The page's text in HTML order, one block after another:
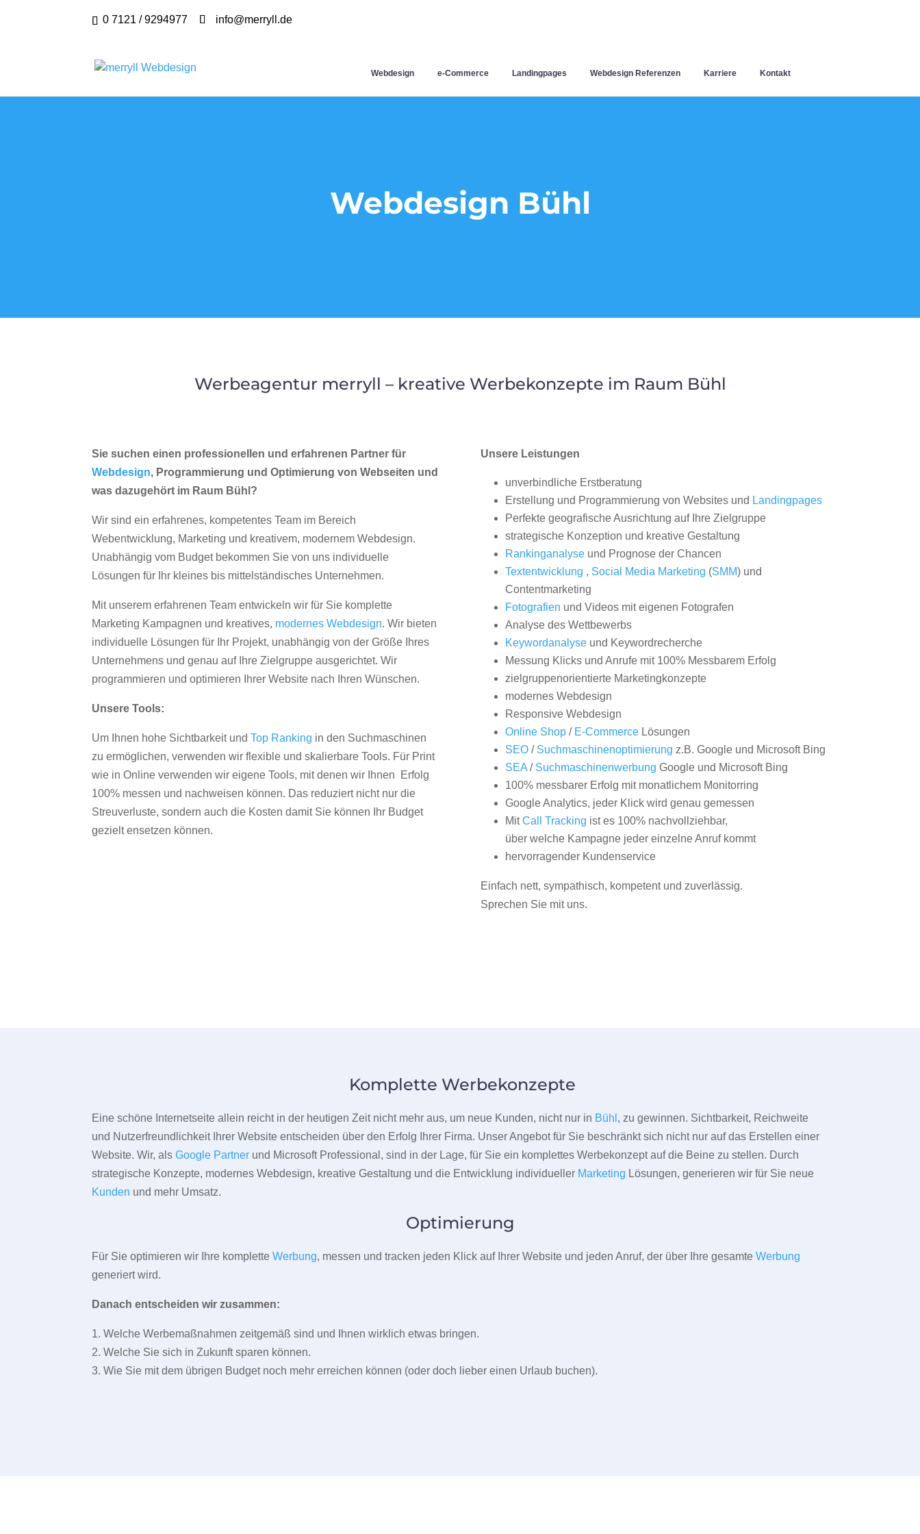
0 7121 / 9294977 info@merryll.de
Webdesign e-Commerce Landingpages Webdesign Referenzen Karriere Kontakt
Webdesign Bühl
Werbeagentur merryll – kreative Werbekonzepte im Raum Bühl
Sie suchen einen professionellen und erfahrenen Partner für
Webdesign, Programmierung und Optimierung von Webseiten und
was dazugehört im Raum Bühl?
Wir sind ein erfahrenes, kompetentes Team im Bereich
Webentwicklung, Marketing und kreativem, modernem Webdesign.
Unabhängig vom Budget bekommen Sie von uns individuelle
Lösungen für Ihr kleines bis mittelständisches Unternehmen.
Mit unserem erfahrenen Team entwickeln wir für Sie komplette
Marketing Kampagnen und kreatives, modernes Webdesign. Wir bieten
individuelle Lösungen für Ihr Projekt, unabhängig von der Größe Ihres
Unternehmens und genau auf Ihre Zielgruppe ausgerichtet. Wir
programmieren und optimieren Ihrer Website nach Ihren Wünschen.
Unsere Tools:
Um Ihnen hohe Sichtbarkeit undTop Ranking in den Suchmaschinen
zu ermöglichen, verwenden wir flexible und skalierbare Tools. Für Print
wie in Online verwenden wir eigene Tools, mit denen wir Ihnen Erfolg
100% messen und nachweisen können. Das reduziert nicht nur die
Streuverluste, sondern auch die Kosten damit Sie können Ihr Budget
gezielt ensetzen können.
Unsere Leistungen
unverbindliche Erstberatung
Erstellung und Programmierung von Websites und Landingpages
Perfekte geografische Ausrichtung auf Ihre Zielgruppe
strategische Konzeption und kreative Gestaltung
Rankinganalyseund Prognose der Chancen
Textentwicklung , Social Media Marketing (SMM) und
Contentmarketing
Fotografien und Videos mit eigenen Fotografen
Analyse des Wettbewerbs
Keywordanalyseund Keywordrecherche
Messung Klicks und Anrufe mit 100% Messbarem Erfolg
zielgruppenorientierte Marketingkonzepte
modernes Webdesign
Responsive Webdesign
Online Shop/ E-CommerceLösungen
SEO/ Suchmaschinenoptimierung z.B. Google und Microsoft Bing
SEA/ Suchmaschinenwerbung Google und Microsoft Bing
100% messbarer Erfolg mit monatlichem Monitorring
Google Analytics, jeder Klick wird genau gemessen
MitCall Tracking ist es 100% nachvollziehbar,
über welche Kampagne jeder einzelne Anruf kommt
hervorragender Kundenservice
Einfach nett, sympathisch, kompetent und zuverlässig.
Sprechen Sie mit uns.
Komplette Werbekonzepte
Eine schöne Internetseite allein reicht in der heutigen Zeit nicht mehr aus, um neue Kunden, nicht nur in Bühl , zu gewinnen. Sichtbarkeit, Reichweite
und Nutzerfreundlichkeit Ihrer Website entscheiden über den Erfolg Ihrer Firma. Unser Angebot für Sie beschränkt sich nicht nur auf das Erstellen einer
Website. Wir, alsGoogle Partner und Microsoft Professional, sind in der Lage, für Sie ein komplettes Werbekonzept auf die Beine zu stellen. Durch
strategische Konzepte, modernes Webdesign, kreative Gestaltung und die Entwicklung individueller Marketing Lösungen, generieren wir für Sie neue
Kunden und mehr Umsatz.
Optimierung
Für Sie optimieren wir Ihre kompletteWerbung, messen und tracken jeden Klick auf Ihrer Website und jeden Anruf, der über Ihre gesamteWerbung
generiert wird.
Danach entscheiden wir zusammen:
1. Welche Werbemaßnahmen zeitgemäß sind und Ihnen wirklich etwas bringen.
2. Welche Sie sich in Zukunft sparen können.
3. Wie Sie mit dem übrigen Budget noch mehr erreichen können (oder doch lieber einen Urlaub buchen).